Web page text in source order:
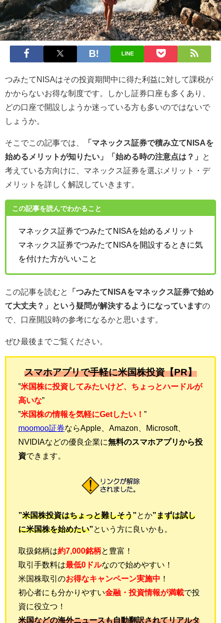
LINE
つみたてNISAはその投資期間中に得た利益に対して課税が
かからないお得な制度です。しかし証券口座も多くあり、
どの口座で開設しようか迷っている方も多いのではないで
しょうか。
そこでこの記事では、
「マネックス証券で積み立てNISAを
始めるメリットが知りたい」「始める時の注意点は？」
と
考えている方向けに、マネックス証券を選ぶメリット・デ
メリットを詳しく解説していきます。
この記事を読んでわかること
マネックス証券でつみたてNISAを始めるメリット
マネックス証券でつみたてNISAを開設するときに気
を付けた方がいいこと
この記事を読むと
「つみたてNISAをマネックス証券で始め
て大丈夫？」という疑問が解決するようになっていますの
で、口座開設時の参考になるかと思います。
ぜひ最後までご覧ください。
スマホアプリで手軽に米国株投資【PR】
”米国株に投資してみたいけど、ちょっとハードルが
高いな”
”米国株の情報を気軽にGetしたい！ ”
moomoo証券ならApple、Amazon、Microsoft、
NVIDIAなどの優良企業に無料のスマホアプリから投
資できます。
”米国株投資はちょっと難しそう” とか”まずは試し
に米国株を始めたい” という方に良いかも。
取扱銘柄は約7,000銘柄と豊富！
取引手数料は最低0ドルなので始めやすい！
米国株取引のお得なキャンペーン実施中 ！
初心者にも分かりやすい金融・投資情報が満載で投
資に役立つ ！
米国などの海外ニュースも自動翻訳されてリアルタ